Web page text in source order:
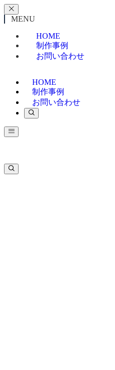
MENU
HOME
制作事例
お問い合わせ
HOME
制作事例
お問い合わせ